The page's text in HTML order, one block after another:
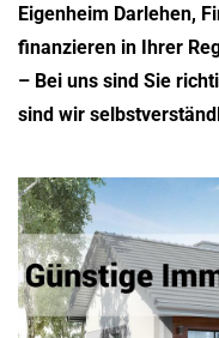
Eigenheim Darlehen,
finanzieren in Ihrer
– Bei uns sind Sie
sind wir